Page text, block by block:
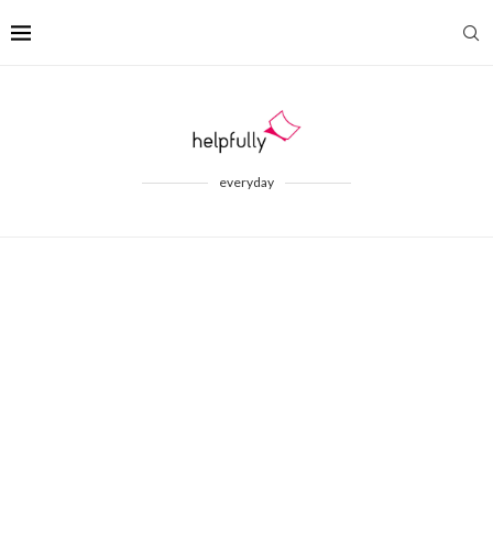
everyday